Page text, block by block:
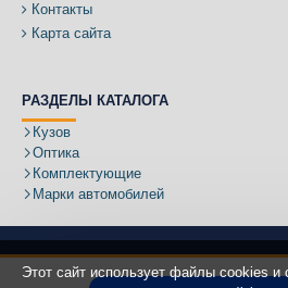
Контакты
Карта сайта
РАЗДЕЛЫ КАТАЛОГА
Кузов
Оптика
Комплектующие
Марки автомобилей
Этот сайт использует файлы cookies и